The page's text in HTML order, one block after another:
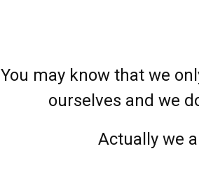
You may know that we
ourselves and we
Actually we